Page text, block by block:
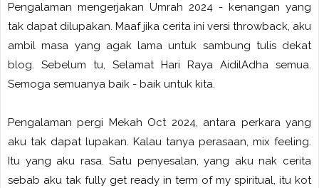
Pengalaman mengerjakan Umrah 2024 - kenangan yang
tak dapat dilupakan. Maaf jika cerita ini versi throwback, aku
ambil masa yang agak lama untuk sambung tulis dekat
blog. Sebelum tu, Selamat Hari Raya AidilAdha semua.
Semoga semuanya baik - baik untuk kita.
Pengalaman pergi Mekah Oct 2024, antara perkara yang
aku tak dapat lupakan. Kalau tanya perasaan, mix feeling.
Itu yang aku rasa. Satu penyesalan, yang aku nak cerita
sebab aku tak fully get ready in term of my spiritual, itu kot